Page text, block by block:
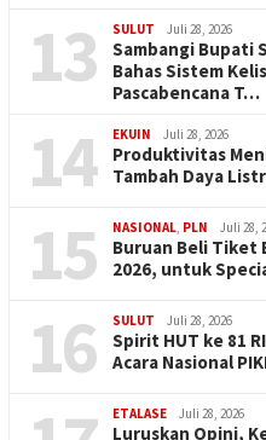
13 SULUT Juli 28, 2026
Sambangi Bupati
Bahas Sistem
Pascabencana T…
14 EKUIN Juli 28, 2026
Produktivitas
Tambah Daya
15 NASIONAL PLN Juli 28,
Buruan Beli Tiket
2026, untuk
16 SULUT Juli 28, 2026
Spirit HUT ke 81
Acara Nasional
ETALASE Juli 28, 2026
Luruskan Opini,